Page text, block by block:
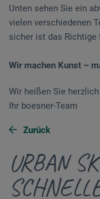
Unten sehen Sie ein
vielen verschiedenen
sicher ist das Richtige
Wir machen Kunst –
Wir heißen Sie
Ihr boesner-Team
Zurück
URBAN